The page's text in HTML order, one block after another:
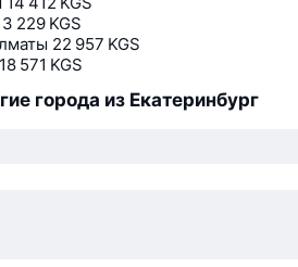
229 KGS
22 957 KGS
18 571 KGS
города из Екатеринбург